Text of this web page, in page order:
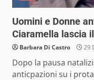
Uomini e Donne
Ciaramella lascia
Barbara Di Castro 29
Dopo la pausa
anticpazioni su i